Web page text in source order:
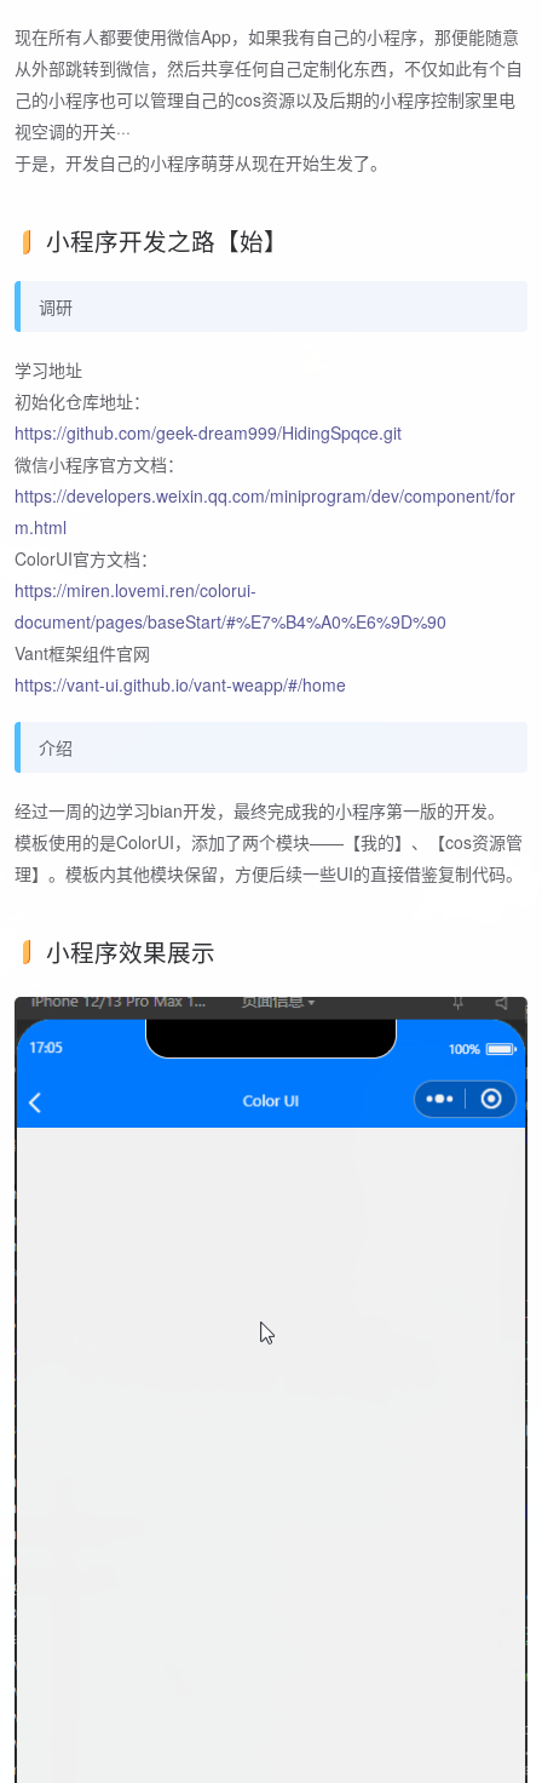
现在所有人都要使用微信App，如果我有自己的小程序，那便能随意
从外部跳转到微信，然后共享任何自己定制化东西，不仅如此有个自
己的小程序也可以管理自己的cos资源以及后期的小程序控制家里电
视空调的开关···
于是，开发自己的小程序萌芽从现在开始生发了。
小程序开发之路【始】
调研
学习地址
初始化仓库地址：
https://github.com/geek-dream999/HidingSpqce.git
微信小程序官方文档：
https://developers.weixin.qq.com/miniprogram/dev/component/for
m.html
ColorUI官方文档：
https://miren.lovemi.ren/colorui-
document/pages/baseStart/#%E7%B4%A0%E6%9D%90
Vant框架组件官网
https://vant-ui.github.io/vant-weapp/#/home
介绍
经过一周的边学习bian开发，最终完成我的小程序第一版的开发。
模板使用的是ColorUI，添加了两个模块——【我的】、【cos资源管
理】。模板内其他模块保留，方便后续一些UI的直接借鉴复制代码。
小程序效果展示